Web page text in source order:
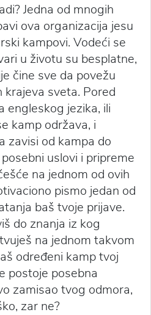
Jedna od mnogih
ova organizacija jesu
kampovi. Vodeći se
u životu su besplatne,
čine sve da povežu
krajeva sveta. Pored
engleskog jezika, ili
kamp održava, i
zavisi od kampa do
uslovi i pripreme
na jednom od ovih
pismo jedan od
baš tvoje prijave.
do znanja iz kog
na jednom takvom
određeni kamp tvoj
postoje posebna
zamisao tvog odmora,
zar ne?